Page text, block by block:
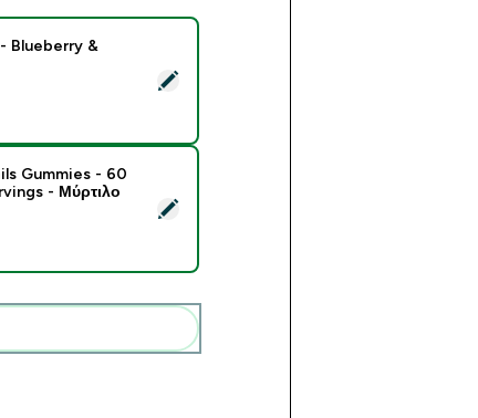
- 330g - Blueberry & Strawberry
Blueberry &
and Nails Gummies - 60 Gummies - 30servings - Μύρτιλο
Gummies - 60
- Μύρτιλο